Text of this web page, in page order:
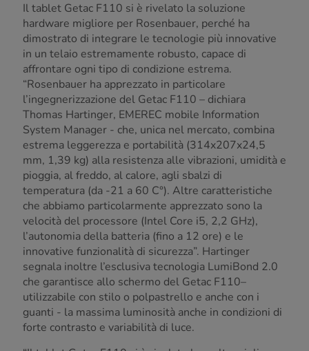
Il tablet Getac F110 si è rivelato la soluzione
hardware migliore per Rosenbauer, perché ha
dimostrato di integrare le tecnologie più innovative
in un telaio estremamente robusto, capace di
affrontare ogni tipo di condizione estrema.
“Rosenbauer ha apprezzato in particolare
l’ingegnerizzazione del Getac F110 – dichiara
Thomas Hartinger, EMEREC mobile Information
System Manager - che, unica nel mercato, combina
estrema leggerezza e portabilità (314x207x24,5
mm, 1,39 kg) alla resistenza alle vibrazioni, umidità e
pioggia, al freddo, al calore, agli sbalzi di
temperatura (da -21 a 60 C°). Altre caratteristiche
che abbiamo particolarmente apprezzato sono la
velocità del processore (Intel Core i5, 2,2 GHz),
l’autonomia della batteria (fino a 12 ore) e le
innovative funzionalità di sicurezza”. Hartinger
segnala inoltre l’esclusiva tecnologia LumiBond 2.0
che garantisce allo schermo del Getac F110–
utilizzabile con stilo o polpastrello e anche con i
guanti - la massima luminosità anche in condizioni di
forte contrasto e variabilità di luce.